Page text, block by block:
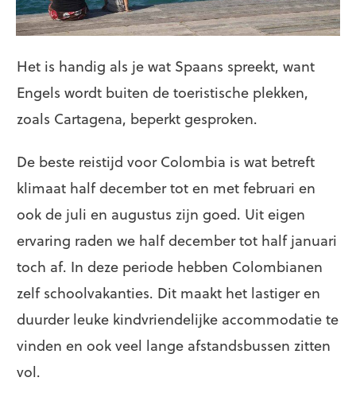
Het is handig als je wat Spaans spreekt, want
Engels wordt buiten de toeristische plekken,
zoals Cartagena, beperkt gesproken.
De beste reistijd voor Colombia is wat betreft
klimaat half december tot en met februari en
ook de juli en augustus zijn goed. Uit eigen
ervaring raden we half december tot half januari
toch af. In deze periode hebben Colombianen
zelf schoolvakanties. Dit maakt het lastiger en
duurder leuke kindvriendelijke accommodatie te
vinden en ook veel lange afstandsbussen zitten
vol.